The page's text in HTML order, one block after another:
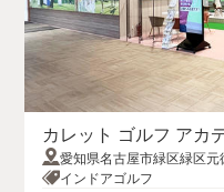
カレット ゴルフ アカ
愛知県名古屋市緑区緑区元
1丁目505番地
インドアゴルフ